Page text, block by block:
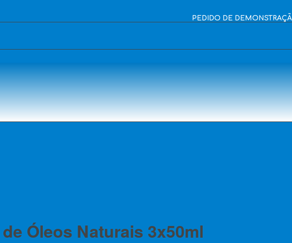
PEDIDO DE
Óleos Naturais 3x50ml